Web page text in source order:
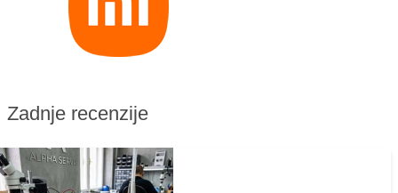
Zadnje recenzije